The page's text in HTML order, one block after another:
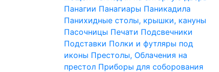
Панагии Панагиары Паникадила
Панихидные столы, крышки, кануны
Пасочницы Печати Подсвечники
Подставки Полки и футляры под
иконы Престолы, Облачения на
престол Приборы для соборования